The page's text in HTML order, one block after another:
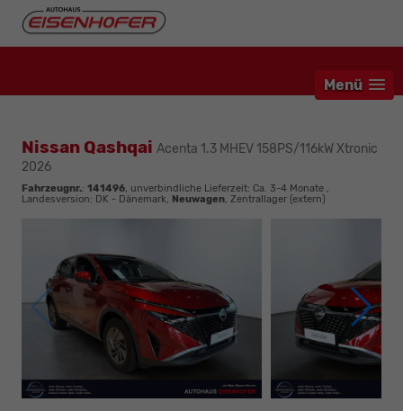
Menü
Nissan Qashqai Acenta 1.3 MHEV 158PS/116kW Xtronic
2026
Fahrzeugnr.: 141496, unverbindliche Lieferzeit: Ca. 3-4 Monate ,
Landesversion: DK - Dänemark, Neuwagen, Zentrallager (extern)